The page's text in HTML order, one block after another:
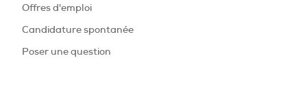
Offres d'emploi
Candidature spontanée
Poser une question